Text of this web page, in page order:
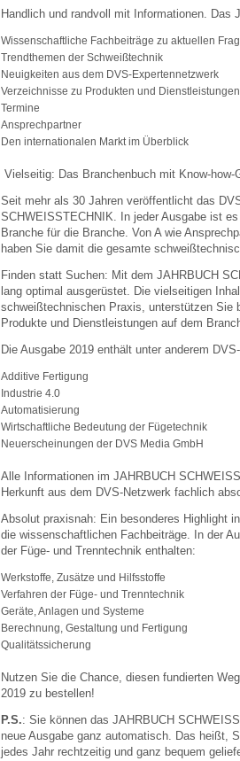
Handlich und randvoll mit Informationen. Das
Wissenschaftliche Fachbeiträge zu aktuellen
Trendthemen der Schweißtechnik
Neuigkeiten aus dem DVS-Expertennetzwerk
Verzeichnisse zu Produkten und Dienstleistungen
Termine
Ansprechpartner
Den internationalen Markt im Überblick
Vielseitig: Das Branchenbuch mit Know-how-
Seit mehr als 30 Jahren veröffentlicht das
SCHWEISSTECHNIK. In jeder Ausgabe ist
Branche für die Branche. Von A wie
haben Sie damit die gesamte
Finden statt Suchen: Mit dem JAHRBUCH
lang optimal ausgerüstet. Die vielseitigen
schweißtechnischen Praxis, unterstützen Sie
Produkte und Dienstleistungen auf dem
Die Ausgabe 2019 enthält unter anderem
Additive Fertigung
Industrie 4.0
Automatisierung
Wirtschaftliche Bedeutung der Fügetechnik
Neuerscheinungen der DVS Media GmbH
Alle Informationen im JAHRBUCH
Herkunft aus dem DVS-Netzwerk fachlich
Absolut praxisnah: Ein besonderes Highlight
die wissenschaftlichen Fachbeiträge. In der
der Füge- und Trenntechnik enthalten:
Werkstoffe, Zusätze und Hilfsstoffe
Verfahren der Füge- und Trenntechnik
Geräte, Anlagen und Systeme
Berechnung, Gestaltung und Fertigung
Qualitätssicherung
Nutzen Sie die Chance, diesen fundierten
2019 zu bestellen!
P.S.: Sie können das JAHRBUCH
neue Ausgabe ganz automatisch. Das heißt,
jedes Jahr rechtzeitig und ganz bequem